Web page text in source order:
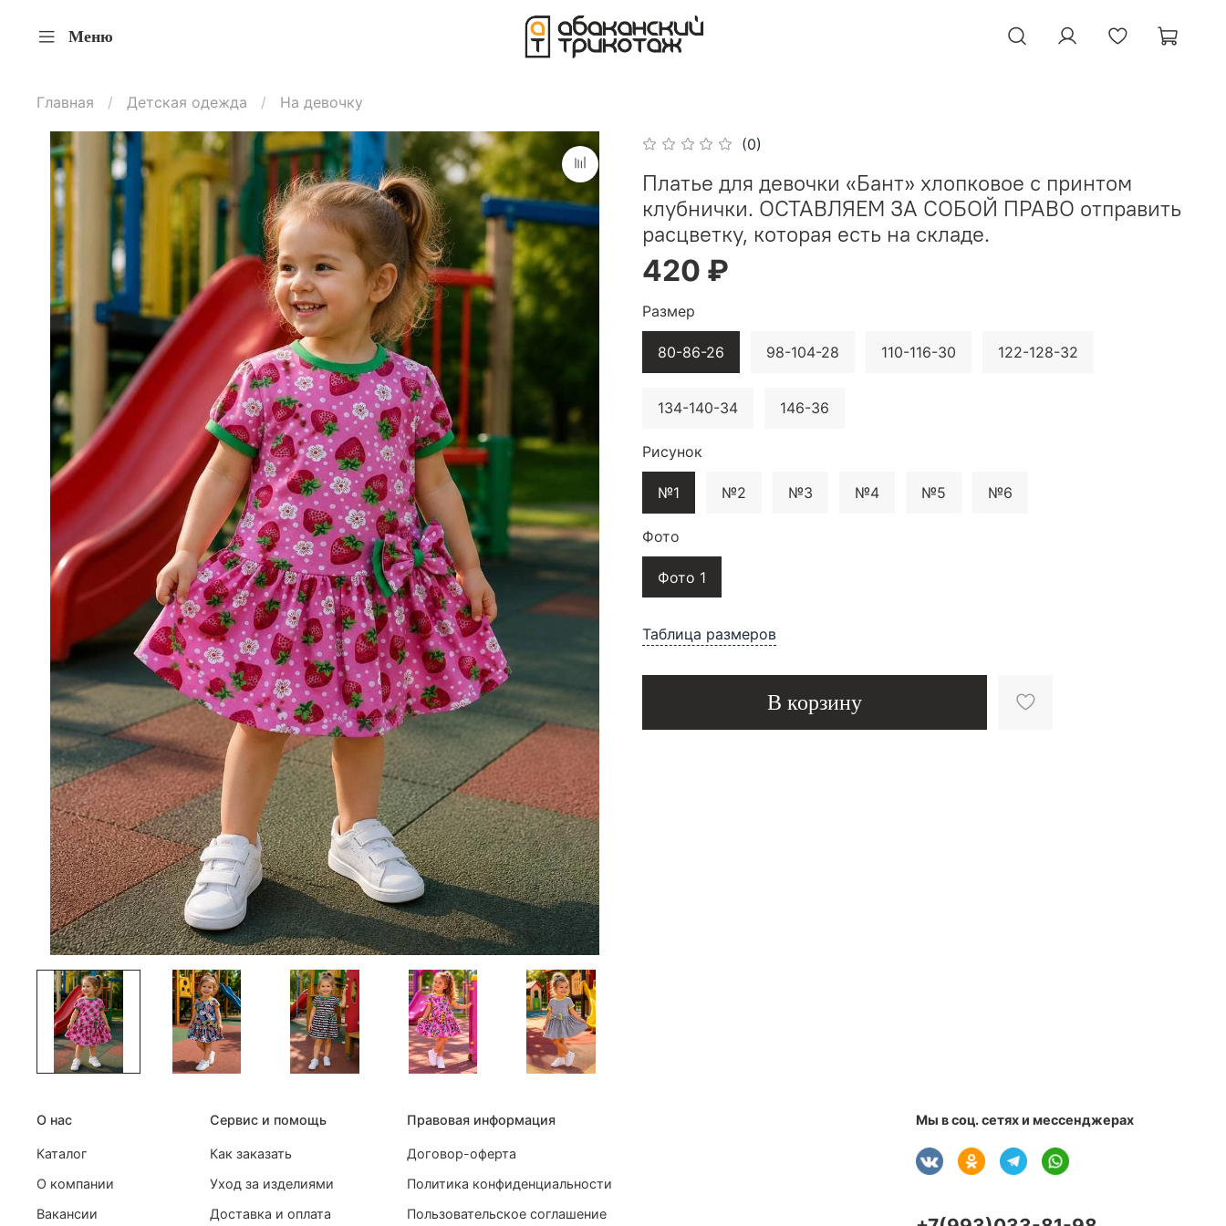
Меню
Главная Детская одежда На девочку
(0)
Платье для девочки «Бант» хлопковое с принтом
клубнички. ОСТАВЛЯЕМ ЗА СОБОЙ ПРАВО отправить
расцветку, которая есть на складе.
420 ₽
Таблица размеров
В корзину
Размер
80-86-26 98-104-28 110-116-30 122-128-32
134-140-34 146-36
Рисунок
№1 №2 №3 №4 №5 №6
Фото
Фото 1
О нас
Каталог
О компании
Вакансии
Сервис и помощь
Как заказать
Уход за изделиями
Доставка и оплата
Правовая информация
Договор-оферта
Политика конфиденциальности
Пользовательское соглашение
Мы в соц. сетях и мессенджерах